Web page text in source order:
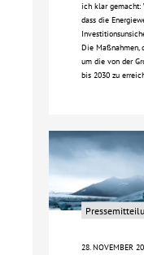
ich klar gemacht:
dass die
Die Maßnahmen,
um die von der
bis 2030 zu
28. NOVEMBER